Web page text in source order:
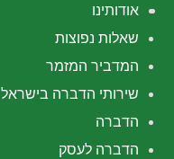
אודותינו
שאלות נפוצות
המדביר המזמר
שירותי הדברה בישראל
הדברה
הדברה לעסק